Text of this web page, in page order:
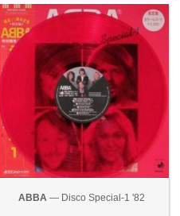
ABBA — Disco Special-1 '82